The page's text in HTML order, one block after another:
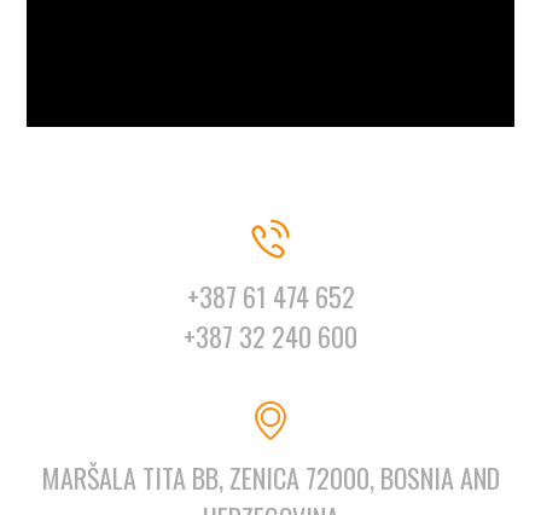
+387 61 474 652
+387 32 240 600
MARŠALA TITA BB, ZENICA 72000, BOSNIA AND